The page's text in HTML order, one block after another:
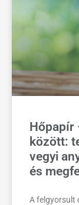
Hőpapír
között:
vegyi
és
A felgyorsult